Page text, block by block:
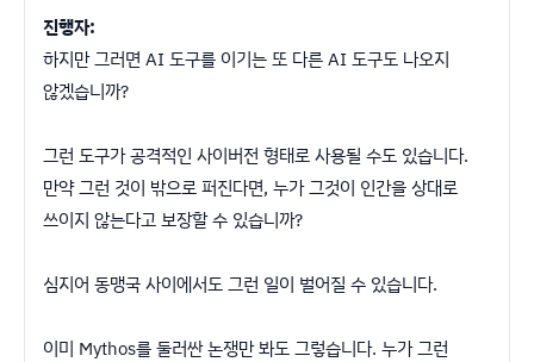
진행자:
하지만 그러면 AI 도구를 이기는 또 다른 AI 도구도 나오지
않겠습니까?
그런 도구가 공격적인 사이버전 형태로 사용될 수도 있습니다.
만약 그런 것이 밖으로 퍼진다면, 누가 그것이 인간을 상대로
쓰이지 않는다고 보장할 수 있습니까?
심지어 동맹국 사이에서도 그런 일이 벌어질 수 있습니다.
이미 Mythos를 둘러싼 논쟁만 봐도 그렇습니다. 누가 그런